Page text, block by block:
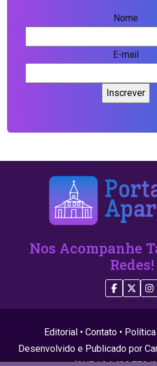
Nome
E-mail
Nos Acompanhe
Redes!
Editorial• Contato•
Desenvolvido e Publicado por